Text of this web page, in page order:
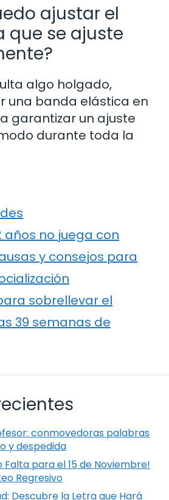
ajustar el
que se ajuste
algo holgado,
una banda elástica en
garantizar un ajuste
durante toda la
años no juega con
y consejos para
sobrellevar el
39 semanas de
conmovedoras palabras
y despedida
Falta para el 15 de Noviembre!
Regresivo
Descubre la Letra que Hará